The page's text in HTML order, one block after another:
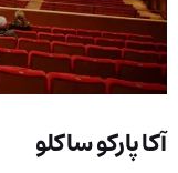
آکا پارکو ساکلو